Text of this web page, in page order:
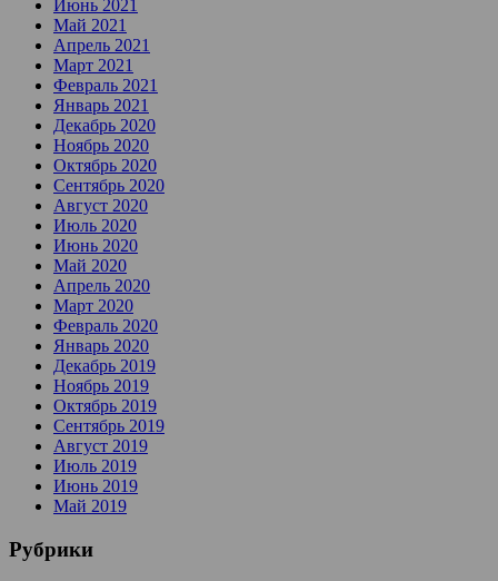
Июнь 2021
Май 2021
Апрель 2021
Март 2021
Февраль 2021
Январь 2021
Декабрь 2020
Ноябрь 2020
Октябрь 2020
Сентябрь 2020
Август 2020
Июль 2020
Июнь 2020
Май 2020
Апрель 2020
Март 2020
Февраль 2020
Январь 2020
Декабрь 2019
Ноябрь 2019
Октябрь 2019
Сентябрь 2019
Август 2019
Июль 2019
Июнь 2019
Май 2019
Рубрики